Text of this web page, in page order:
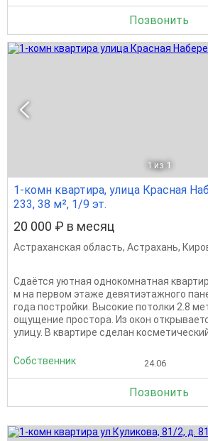
Позвонить
1 из 1
1-комн квартира, улица Красная
233, 38 м², 1/9 эт.
20 000 ₽ в месяц
Астраханская область, Астрахань,
Сдаётся уютная однокомнатная
м на первом этаже девятиэтажного
года постройки. Высокие потолки 2.8
ощущение простора. Из окон
улицу. В квартире сделан
Собственник 24.06
Позвонить